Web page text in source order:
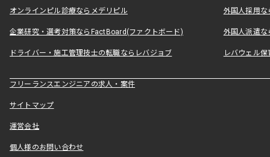
オンラインピル診療ならメデリピル 外国人採用
企業研究・選考対策ならFactBoard(ファクトボード) 外国人派遣な
ドライバー・施工管理技士の転職ならレバジョブ レバウェル
フリーランスエンジニアの求人・案件
サイトマップ
運営会社
個人様のお問い合わせ